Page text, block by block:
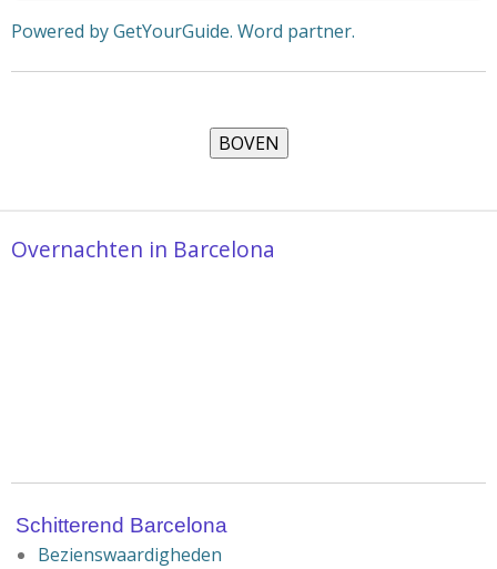
Powered by GetYourGuide. Word partner.
Overnachten in Barcelona
Schitterend Barcelona
Bezienswaardigheden